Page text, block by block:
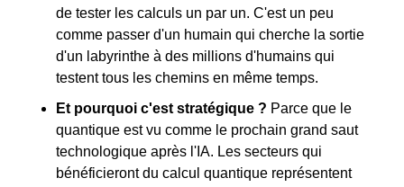
de tester les calculs un par un. C'est un peu
comme passer d'un humain qui cherche la sortie
d'un labyrinthe à des millions d'humains qui
testent tous les chemins en même temps.
Et pourquoi c'est stratégique ? Parce que le
quantique est vu comme le prochain grand saut
technologique après l'IA. Les secteurs qui
bénéficieront du calcul quantique représentent